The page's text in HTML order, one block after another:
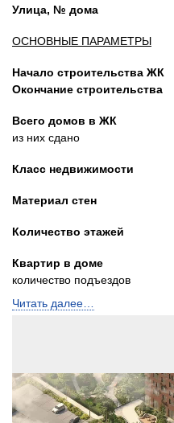
Улица, № дома
ОСНОВНЫЕ ПАРАМЕТРЫ
Начало строительства ЖК
Окончание строительства
Всего домов в ЖК
из них сдано
Класс недвижимости
Материал стен
Количество этажей
Квартир в доме
количество подъездов
Лифты
Читать далее…